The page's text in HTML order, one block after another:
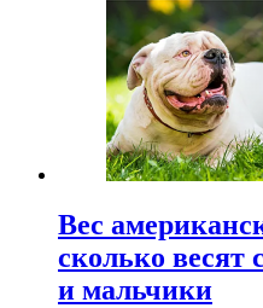
Вес
сколько весят
и мальчики